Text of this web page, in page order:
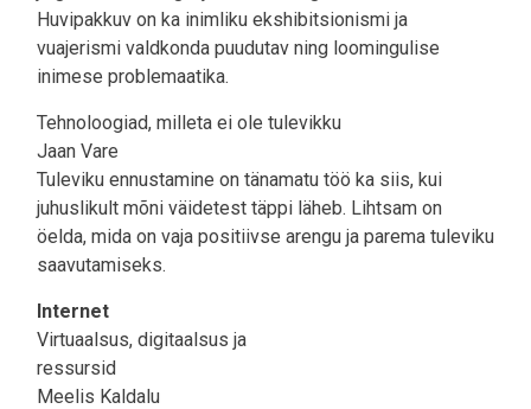
Huvipakkuv on ka inimliku ekshibitsionismi ja
vuajerismi valdkonda puudutav ning loomingulise
inimese problemaatika.
Tehnoloogiad, milleta ei ole tulevikku
Jaan Vare
Tuleviku ennustamine on tänamatu töö ka siis, kui
juhuslikult mõni väidetest täppi läheb. Lihtsam on
öelda, mida on vaja positiivse arengu ja parema tuleviku
saavutamiseks.
Internet
Virtuaalsus, digitaalsus ja
ressursid
Meelis Kaldalu